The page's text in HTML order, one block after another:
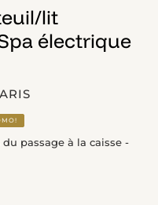
lit
électrique
passage à la caisse -